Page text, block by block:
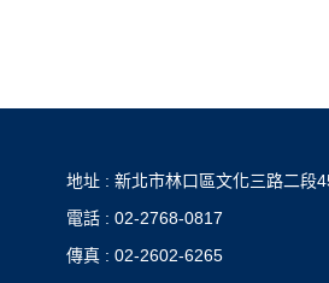
地址 : 新北市林口區文化三路二段
電話 : 02-2768-0817
傳真 : 02-2602-6265